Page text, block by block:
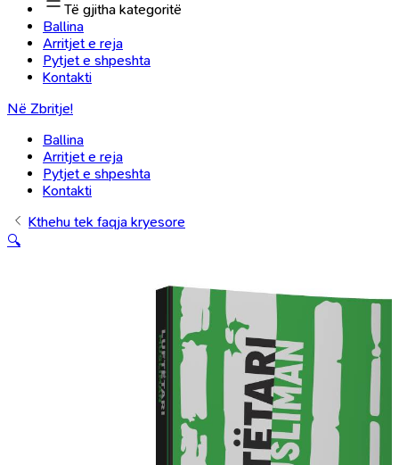
Të gjitha kategoritë
Ballina
Arritjet e reja
Pytjet e shpeshta
Kontakti
Në Zbritje!
Ballina
Arritjet e reja
Pytjet e shpeshta
Kontakti
Kthehu tek faqja kryesore
🔍